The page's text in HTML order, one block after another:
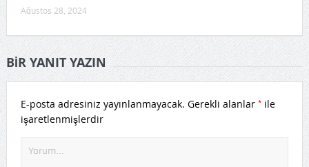
Ağustos 28, 2024
BIR YANIT YAZIN
E-posta adresiniz yayınlanmayacak. Gerekli alanlar *ile
işaretlenmişlerdir